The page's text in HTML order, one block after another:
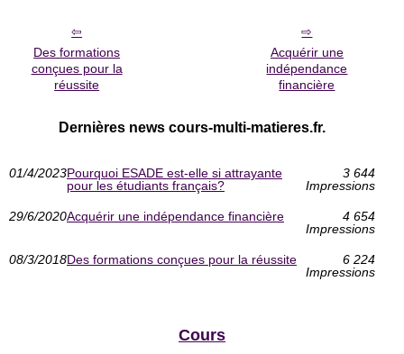
Des formations
conçues pour la
réussite
Acquérir une
indépendance
financière
Dernières news cours-multi-matieres.fr.
01/4/2023Pourquoi ESADE est-elle si attrayante
pour les étudiants français?
3 644
Impressions
29/6/2020Acquérir une indépendance financière
4 654
Impressions
08/3/2018Des formations conçues pour la réussite
6 224
Impressions
Cours